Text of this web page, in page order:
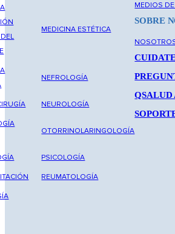
MEDICINA ESTÉTICA
NEFROLOGÍA
NEUROLOGÍA
OTORRINOLARINGOLOGÍA
PSICOLOGÍA
REUMATOLOGÍA
MEDIOS
SOBRE
QSALUD